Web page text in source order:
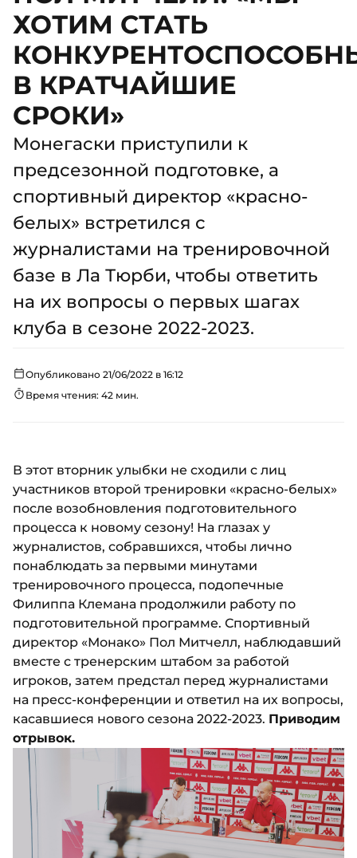
ХОТИМ СТАТЬ
В КРАТЧАЙШИЕ
СРОКИ»
Монегаски приступили к
предсезонной подготовке, а
спортивный директор «красно-
белых» встретился с
журналистами на тренировочной
базе в Ла Тюрби, чтобы ответить
на их вопросы о первых шагах
клуба в сезоне 2022-2023.
Опубликовано 21/06/2022 в 16:12
Время чтения: 42 мин.
В этот вторник улыбки не сходили с лиц
участников второй тренировки «красно-белых»
после возобновления подготовительного
процесса к новому сезону! На глазах у
журналистов, собравшихся, чтобы лично
понаблюдать за первыми минутами
тренировочного процесса, подопечные
Филиппа Клемана продолжили работу по
подготовительной программе. Спортивный
директор «Монако» Пол Митчелл, наблюдавший
вместе с тренерским штабом за работой
игроков, затем предстал перед журналистами
на пресс-конференции и ответил на их вопросы,
касавшиеся нового сезона 2022-2023. Приводим
отрывок.